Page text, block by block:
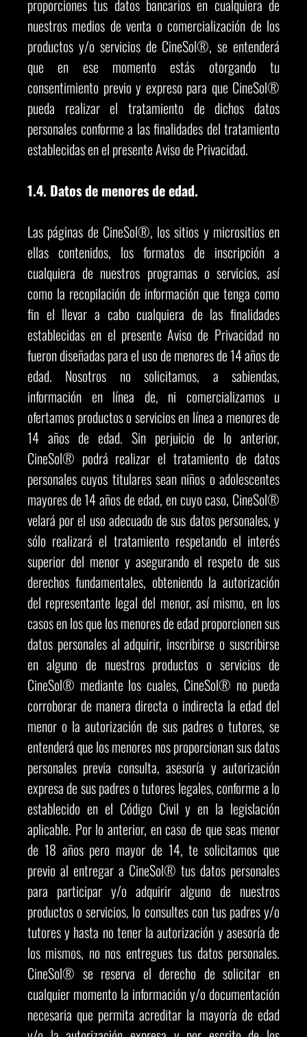
proporciones tus datos bancarios en cualquiera de
nuestros medios de venta o comercialización de los
productos y/o servicios de CineSol®, se entenderá
que en ese momento estás otorgando tu
consentimiento previo y expreso para que CineSol®
pueda realizar el tratamiento de dichos datos
personales conforme a las finalidades del tratamiento
establecidas en el presente Aviso de Privacidad.
1.4. Datos de menores de edad.
Las páginas de CineSol®, los sitios y micrositios en
ellas contenidos, los formatos de inscripción a
cualquiera de nuestros programas o servicios, así
como la recopilación de información que tenga como
fin el llevar a cabo cualquiera de las finalidades
establecidas en el presente Aviso de Privacidad no
fueron diseñadas para el uso de menores de 14 años de
edad. Nosotros no solicitamos, a sabiendas,
información en línea de, ni comercializamos u
ofertamos productos o servicios en línea a menores de
14 años de edad. Sin perjuicio de lo anterior,
CineSol® podrá realizar el tratamiento de datos
personales cuyos titulares sean niños o adolescentes
mayores de 14 años de edad, en cuyo caso, CineSol®
velará por el uso adecuado de sus datos personales, y
sólo realizará el tratamiento respetando el interés
superior del menor y asegurando el respeto de sus
derechos fundamentales, obteniendo la autorización
del representante legal del menor, así mismo, en los
casos en los que los menores de edad proporcionen sus
datos personales al adquirir, inscribirse o suscribirse
en alguno de nuestros productos o servicios de
CineSol® mediante los cuales, CineSol® no pueda
corroborar de manera directa o indirecta la edad del
menor o la autorización de sus padres o tutores, se
entenderá que los menores nos proporcionan sus datos
personales previa consulta, asesoría y autorización
expresa de sus padres o tutores legales, conforme a lo
establecido en el Código Civil y en la legislación
aplicable. Por lo anterior, en caso de que seas menor
de 18 años pero mayor de 14, te solicitamos que
previo al entregar a CineSol® tus datos personales
para participar y/o adquirir alguno de nuestros
productos o servicios, lo consultes con tus padres y/o
tutores y hasta no tener la autorización y asesoría de
los mismos, no nos entregues tus datos personales.
CineSol® se reserva el derecho de solicitar en
cualquier momento la información y/o documentación
necesaria que permita acreditar la mayoría de edad